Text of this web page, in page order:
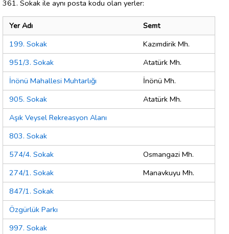
361. Sokak ile aynı posta kodu olan yerler:
Yer Adı
Semt
199. Sokak
Kazımdirik Mh.
951/3. Sokak
Atatürk Mh.
İnönü Mahallesi Muhtarlığı
İnönü Mh.
905. Sokak
Atatürk Mh.
Aşık Veysel Rekreasyon Alanı
803. Sokak
574/4. Sokak
Osmangazi Mh.
274/1. Sokak
Manavkuyu Mh.
847/1. Sokak
Özgürlük Parkı
997. Sokak